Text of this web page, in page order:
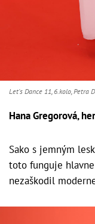
Let's Dance 11, 6.kolo, Petra
Hana Gregorová,
Sako s jemným
toto funguje
nezaškodil